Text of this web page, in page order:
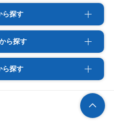
ら探す
ら探す
ら探す